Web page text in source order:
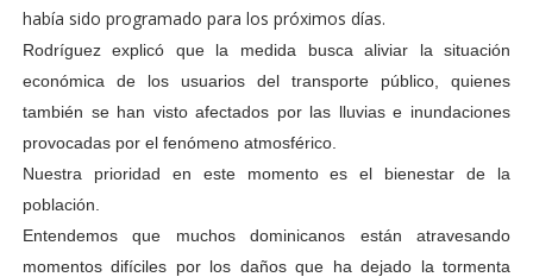
había sido programado para los próximos días.
Rodríguez explicó que la medida busca aliviar la situación
económica de los usuarios del transporte público, quienes
también se han visto afectados por las lluvias e inundaciones
provocadas por el fenómeno atmosférico.
Nuestra prioridad en este momento es el bienestar de la
población.
Entendemos que muchos dominicanos están atravesando
momentos difíciles por los daños que ha dejado la tormenta